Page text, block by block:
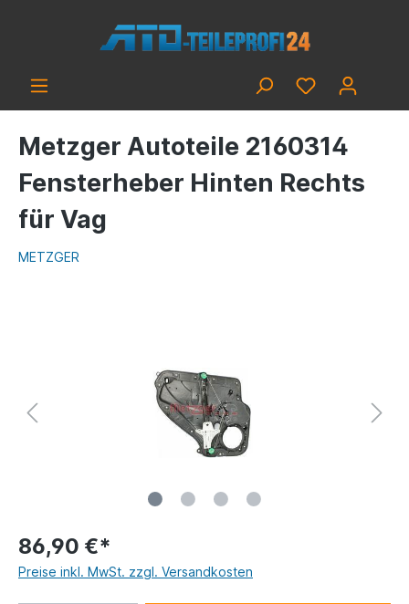
Metzger Autoteile 2160314
Fensterheber Hinten Rechts
für Vag
METZGER
86,90 €*
Preise inkl. MwSt. zzgl. Versandkosten